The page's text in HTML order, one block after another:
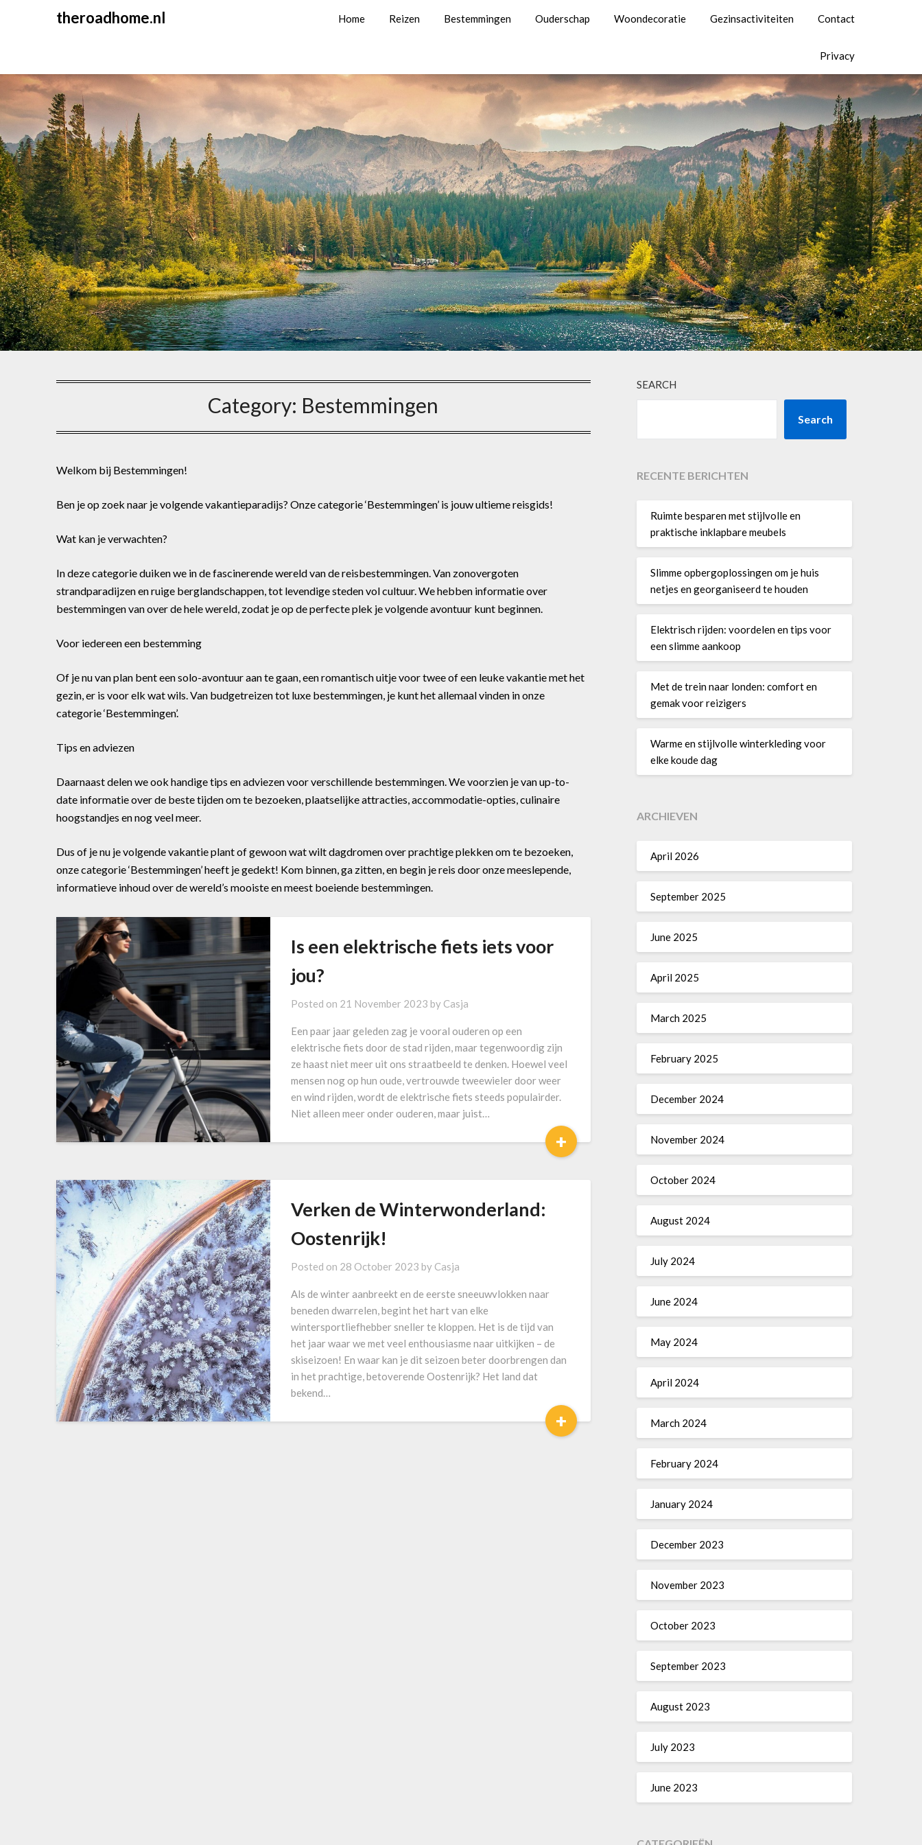
theroadhome.nl Home Reizen Bestemmingen Ouderschap Woondecoratie Gezinsactiviteiten Contact
Privacy
Category: Bestemmingen
Welkom bij Bestemmingen!
Ben je op zoek naar je volgende vakantieparadijs? Onze categorie ‘Bestemmingen’ is jouw ultieme reisgids!
Wat kan je verwachten?
In deze categorie duiken we in de fascinerende wereld van de reisbestemmingen. Van zonovergoten
strandparadijzen en ruige berglandschappen, tot levendige steden vol cultuur. We hebben informatie over
bestemmingen van over de hele wereld, zodat je op de perfecte plek je volgende avontuur kunt beginnen.
Voor iedereen een bestemming
Of je nu van plan bent een solo-avontuur aan te gaan, een romantisch uitje voor twee of een leuke vakantie met het
gezin, er is voor elk wat wils. Van budgetreizen tot luxe bestemmingen, je kunt het allemaal vinden in onze
categorie ‘Bestemmingen’.
Tips en adviezen
Daarnaast delen we ook handige tips en adviezen voor verschillende bestemmingen. We voorzien je van up-to-
date informatie over de beste tijden om te bezoeken, plaatselijke attracties, accommodatie-opties, culinaire
hoogstandjes en nog veel meer.
Dus of je nu je volgende vakantie plant of gewoon wat wilt dagdromen over prachtige plekken om te bezoeken,
onze categorie ‘Bestemmingen’ heeft je gedekt! Kom binnen, ga zitten, en begin je reis door onze meeslepende,
informatieve inhoud over de wereld’s mooiste en meest boeiende bestemmingen.
Is een elektrische fiets iets voor
jou?
Posted on 21 November 2023 by Casja
Een paar jaar geleden zag je vooral ouderen op een
elektrische fiets door de stad rijden, maar tegenwoordig zijn
ze haast niet meer uit ons straatbeeld te denken. Hoewel veel
mensen nog op hun oude, vertrouwde tweewieler door weer
en wind rijden, wordt de elektrische fiets steeds populairder.
Niet alleen meer onder ouderen, maar juist…
+
Verken de Winterwonderland:
Oostenrijk!
Posted on 28 October 2023 by Casja
Als de winter aanbreekt en de eerste sneeuwvlokken naar
beneden dwarrelen, begint het hart van elke
wintersportliefhebber sneller te kloppen. Het is de tijd van
het jaar waar we met veel enthousiasme naar uitkijken – de
skiseizoen! En waar kan je dit seizoen beter doorbrengen dan
in het prachtige, betoverende Oostenrijk? Het land dat
bekend…
+
SEARCH
Search
RECENTE BERICHTEN
Ruimte besparen met stijlvolle en
praktische inklapbare meubels
Slimme opbergoplossingen om je huis
netjes en georganiseerd te houden
Elektrisch rijden: voordelen en tips voor
een slimme aankoop
Met de trein naar londen: comfort en
gemak voor reizigers
Warme en stijlvolle winterkleding voor
elke koude dag
ARCHIEVEN
April 2026
September 2025
June 2025
April 2025
March 2025
February 2025
December 2024
November 2024
October 2024
August 2024
July 2024
June 2024
May 2024
April 2024
March 2024
February 2024
January 2024
December 2023
November 2023
October 2023
September 2023
August 2023
July 2023
June 2023